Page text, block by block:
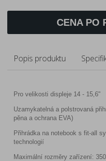
CENA PO
Popis produktu
Pro velikosti displeje 14 - 15,6"
Uzamykatelná a polstrovaná
pěna a ochrana EVA)
Přihrádka na notebook s fit-all
technologií
Maximální rozměry zařízení: